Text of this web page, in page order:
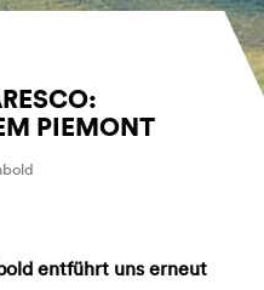
PIEMONT
entführt uns erneut